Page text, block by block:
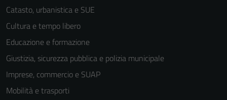
Catasto, urbanistica e SUE
Cultura e tempo libero
Educazione e formazione
Giustizia, sicurezza pubblica e polizia municipale
Imprese, commercio e SUAP
Mobilità e trasporti